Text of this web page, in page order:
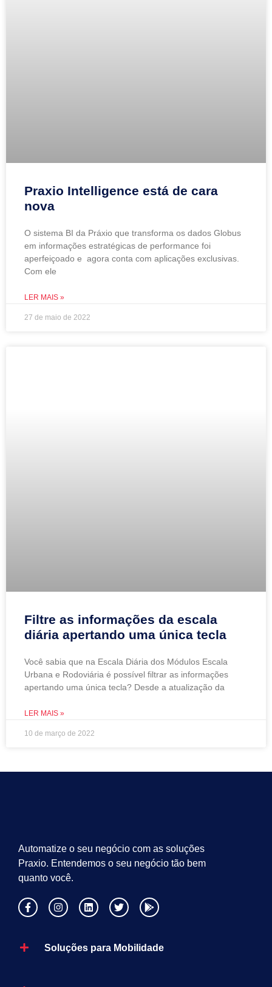
Praxio Intelligence está de cara
nova
O sistema BI da Práxio que transforma os dados Globus
em informações estratégicas de performance foi
aperfeiçoado e agora conta com aplicações exclusivas.
Com ele
LER MAIS »
27 de maio de 2022
Filtre as informações da escala
diária apertando uma única tecla
Você sabia que na Escala Diária dos Módulos Escala
Urbana e Rodoviária é possível filtrar as informações
apertando uma única tecla? Desde a atualização da
LER MAIS »
10 de março de 2022
Automatize o seu negócio com as soluções
Praxio. Entendemos o seu negócio tão bem
quanto você.
Soluções para Mobilidade